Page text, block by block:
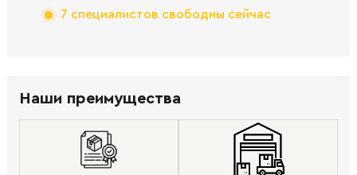
7 специалистов свободны сейчас
Наши преимущества